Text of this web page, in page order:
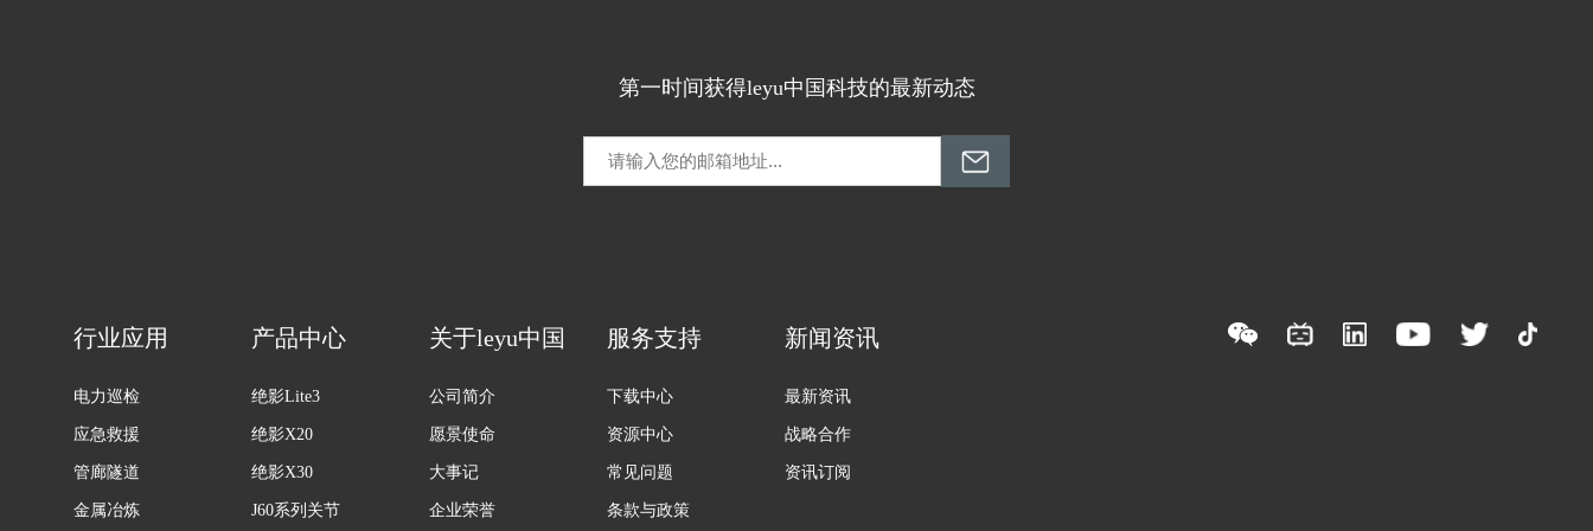
第一时间获得leyu中国科技的最新动态
行业应用
电力巡检
应急救援
管廊隧道
金属冶炼
产品中心
绝影Lite3
绝影X20
绝影X30
J60系列关节
关于leyu中国
公司简介
愿景使命
大事记
企业荣誉
服务支持
下载中心
资源中心
常见问题
条款与政策
新闻资讯
最新资讯
战略合作
资讯订阅